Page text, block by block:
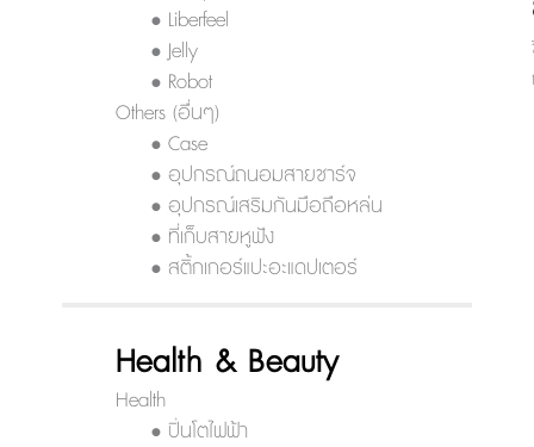
• Liberfeel
• Jelly
• Robot
Others (อื่นๆ)
• Case
• อุปกรณ์ถนอมสายชาร์จ
• อุปกรณ์เสริมกันมือถือหล่น
• ที่เก็บสายหูฟัง
• สติ้กเกอร์แปะอะแดปเตอร์
Health & Beauty
Health
• ปิ่นโตไฟฟ้า